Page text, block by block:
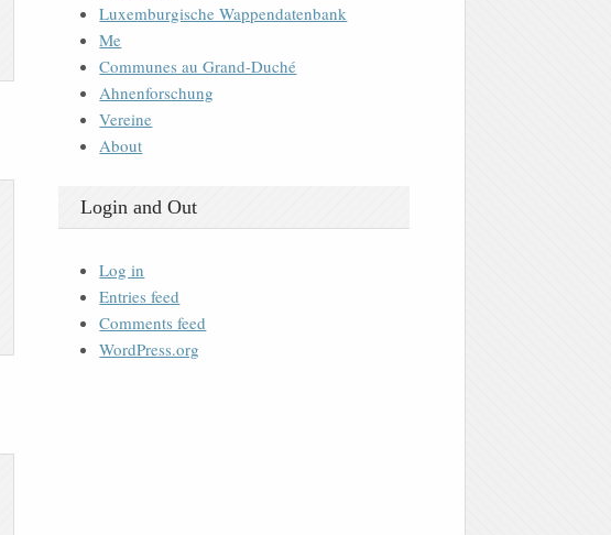
Luxemburgische Wappendatenbank
Me
Communes au Grand-Duché
Ahnenforschung
Vereine
About
Login and Out
Log in
Entries feed
Comments feed
WordPress.org